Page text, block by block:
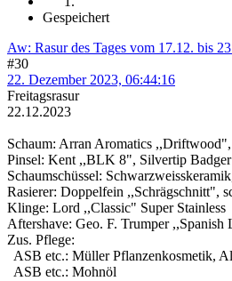
Gespeichert
Aw: Rasur des Tages vom 17.12. bis
#30
22. Dezember 2023, 06:44:16
Freitagsrasur
22.12.2023
Schaum: Arran Aromatics
Pinsel: Kent ,,BLK 8", Silvertip Badger
Schaumschüssel:
Rasierer: Doppelfein ,,Schrägschnitt",
Klinge: Lord ,,Classic" Super Stainless
Aftershave: Geo. F. Trumper ,,Spanish
Zus. Pflege:
ASB etc.: Müller Pflanzenkosmetik,
ASB etc.: Mohnöl